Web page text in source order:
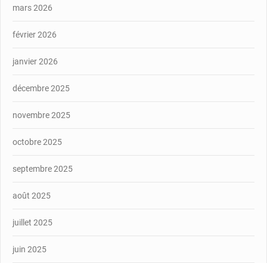
mars 2026
février 2026
janvier 2026
décembre 2025
novembre 2025
octobre 2025
septembre 2025
août 2025
juillet 2025
juin 2025